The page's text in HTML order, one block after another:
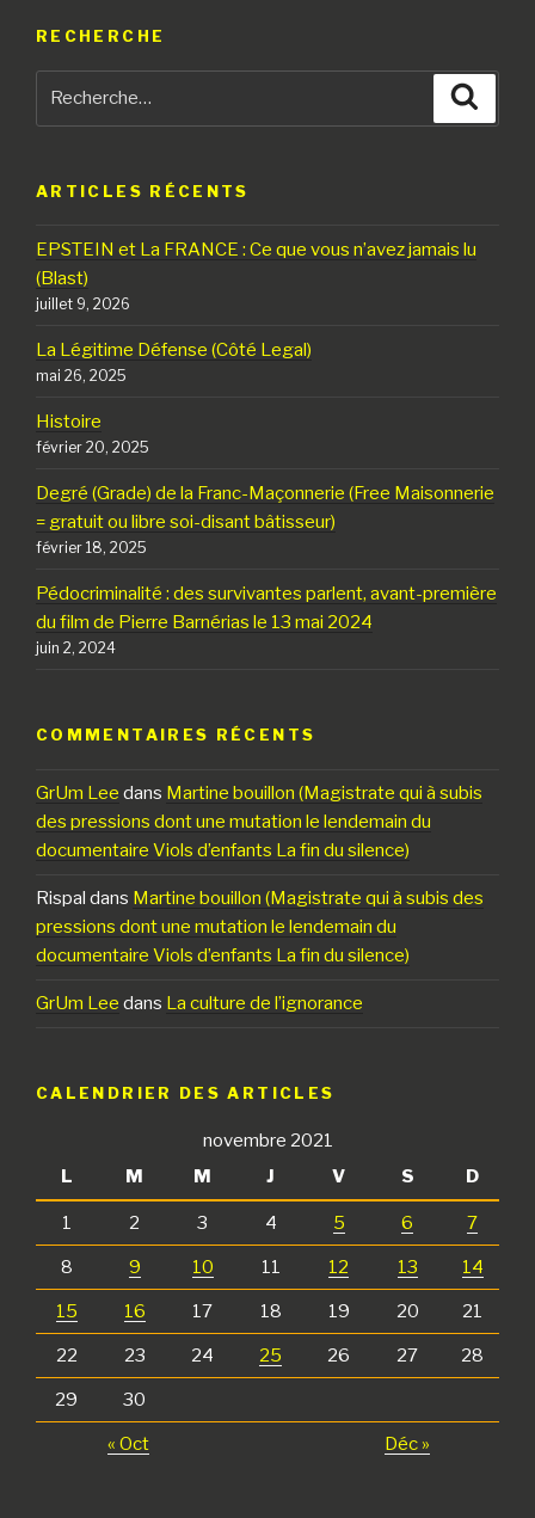
RECHERCHE
ARTICLES RÉCENTS
EPSTEIN et La FRANCE : Ce que vous n’avez jamais lu
(Blast)
juillet 9, 2026
La Légitime Défense (Côté Legal)
mai 26, 2025
Histoire
février 20, 2025
Degré (Grade) de la Franc-Maçonnerie (Free Maisonnerie
= gratuit ou libre soi-disant bâtisseur)
février 18, 2025
Pédocriminalité : des survivantes parlent, avant-première
du film de Pierre Barnérias le 13 mai 2024
juin 2, 2024
COMMENTAIRES RÉCENTS
GrUm Lee dans Martine bouillon (Magistrate qui à subis
des pressions dont une mutation le lendemain du
documentaire Viols d’enfants La fin du silence)
Rispal dans Martine bouillon (Magistrate qui à subis des
pressions dont une mutation le lendemain du
documentaire Viols d’enfants La fin du silence)
GrUm Lee dans La culture de l’ignorance
CALENDRIER DES ARTICLES
novembre 2021
L
M M J V S D
1 2 3 4 5 6 7
8 9 10 11 12 13 14
15 16 17 18 19 20 21
22 23 24 25 26 27 28
29 30
« Oct Déc »